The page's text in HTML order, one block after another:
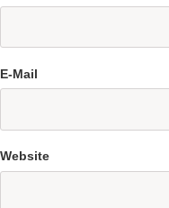
E-Mail
Website